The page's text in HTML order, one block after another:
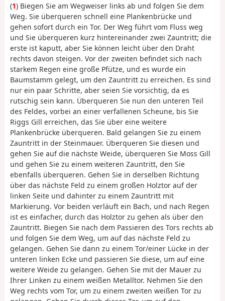
(1) Biegen Sie am Wegweiser links ab und folgen Sie dem
Weg. Sie überqueren schnell eine Plankenbrücke und
gehen sofort durch ein Tor. Der Weg führt vom Fluss weg
und Sie überqueren kurz hintereinander zwei Zauntritt; die
erste ist kaputt, aber Sie können leicht über den Draht
rechts davon steigen. Vor der zweiten befindet sich nach
starkem Regen eine große Pfütze, und es wurde ein
Baumstamm gelegt, um den Zauntritt zu erreichen. Es sind
nur ein paar Schritte, aber seien Sie vorsichtig, da es
rutschig sein kann. Überqueren Sie nun den unteren Teil
des Feldes, vorbei an einer verfallenen Scheune, bis Sie
Riggs Gill erreichen, das Sie über eine weitere
Plankenbrücke überqueren. Bald gelangen Sie zu einem
Zauntritt in der Steinmauer. Überqueren Sie diesen und
gehen Sie auf die nächste Weide, überqueren Sie Moss Gill
und gehen Sie zu einem weiteren Zauntritt, den Sie
ebenfalls überqueren. Gehen Sie in derselben Richtung
über das nächste Feld zu einem großen Holztor auf der
linken Seite und dahinter zu einem Zauntritt mit
Markierung. Vor beiden verläuft ein Bach, und nach Regen
ist es einfacher, durch das Holztor zu gehen als über den
Zauntritt. Biegen Sie nach dem Passieren des Tors rechts ab
und folgen Sie dem Weg, um auf das nächste Feld zu
gelangen. Gehen Sie dann zu einem Tor/einer Lücke in der
unteren linken Ecke und passieren Sie diese, um auf eine
weitere Weide zu gelangen. Gehen Sie mit der Mauer zu
Ihrer Linken zu einem weißen Metalltor. Nehmen Sie den
Weg rechts vom Tor, um zu einem zweiten weißen Tor zu